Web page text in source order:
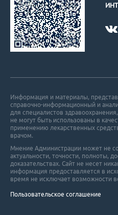
Информация и материалы,
справочно-информационный и
для специалистов
не могут быть использованы в
применению лекарственных
врачом.
Мнение Администрации может не
актуальности, точности, полноты,
доказательствах. Сайт не несет
информация предоставляется в
время не исключает возможности
Пользовательское соглашение